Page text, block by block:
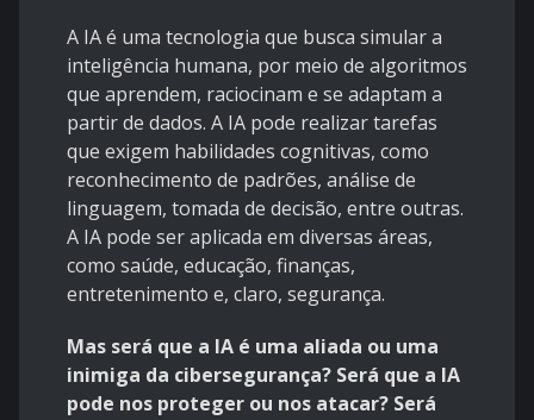
A IA é uma tecnologia que busca simular a
inteligência humana, por meio de algoritmos
que aprendem, raciocinam e se adaptam a
partir de dados. A IA pode realizar tarefas
que exigem habilidades cognitivas, como
reconhecimento de padrões, análise de
linguagem, tomada de decisão, entre outras.
A IA pode ser aplicada em diversas áreas,
como saúde, educação, finanças,
entretenimento e, claro, segurança.
Mas será que a IA é uma aliada ou uma
inimiga da cibersegurança? Será que a IA
pode nos proteger ou nos atacar? Será